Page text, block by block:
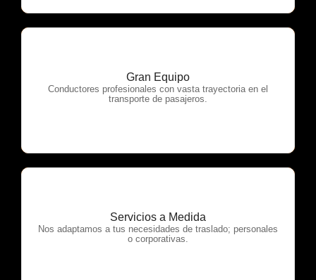
Gran Equipo
Conductores profesionales con vasta trayectoria en el
transporte de pasajeros.
OTP Servicios
Servicios a Medida
Nos adaptamos a tus necesidades de traslado; personales
o corporativas.
OTP Servicios